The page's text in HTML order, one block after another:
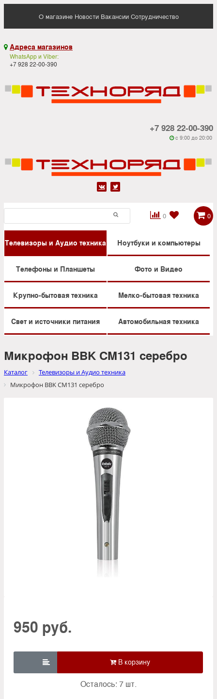
О магазине Новости Вакансии Сотрудничество
 Адреса магазинов
WhatsApp и Viber:
+7 928 22-00-390
+7 928 22-00-390
 c 9:00 до 20:00
 
0

 0
Телевизоры и Аудио техника Ноутбуки и компьютеры
Телефоны и Планшеты Фото и Видео
Крупно-бытовая техника Мелко-бытовая техника
Свет и источники питания Автомобильная техника
Микрофон BBK CM131 серебро
Каталог
Телевизоры и Аудио техника
Микрофон BBK CM131 серебро
950 руб.

Осталось: 7 шт.